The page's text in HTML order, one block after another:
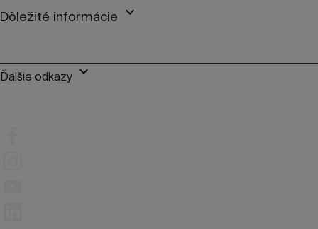
Dôležité informácie keyboard_arrow_down
Ďalšie odkazy keyboard_arrow_down